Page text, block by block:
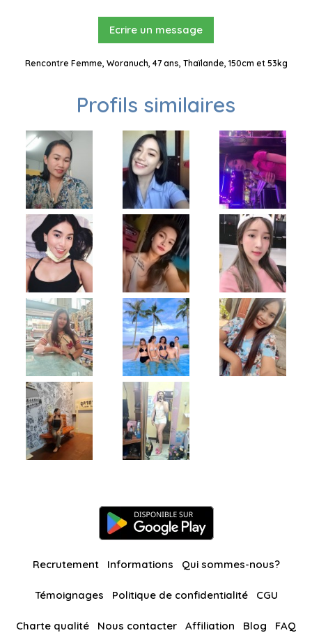
Ecrire un message
Rencontre Femme, Woranuch, 47 ans, Thaïlande, 150cm et 53kg
Profils similaires
Recrutement Informations Qui sommes-nous?
Témoignages Politique de confidentialité CGU
Charte qualité Nous contacter Affiliation Blog FAQ